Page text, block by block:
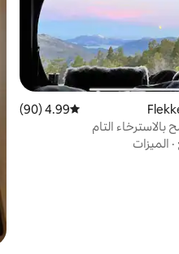
متوسط التقييم 4.99 من 5، 90 مراجعات
4.99 (90)
التام
· الميزات